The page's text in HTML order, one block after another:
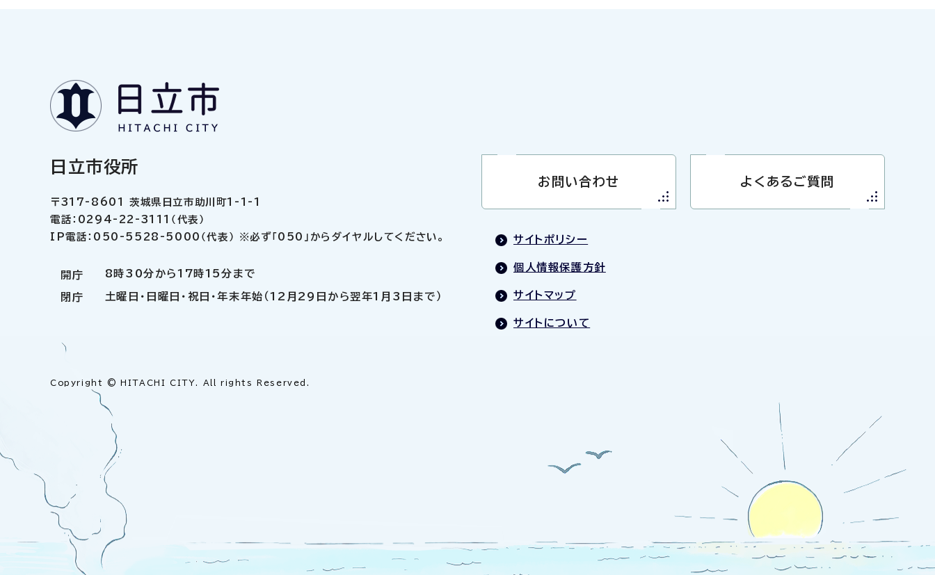
日立市役所
〒317-8601 茨城県日立市助川町1-1-1
電話：0294-22-3111（代表）
IP電話：050-5528-5000（代表） ※必ず「050」からダイヤルしてください。
開庁 8時30分から17時15分まで
閉庁 土曜日・日曜日・祝日・年末年始（12月29日から翌年1月3日まで）
お問い合わせ よくあるご質問
サイトポリシー
個人情報保護方針
サイトマップ
サイトについて
Copyright © HITACHI CITY. All rights Reserved.